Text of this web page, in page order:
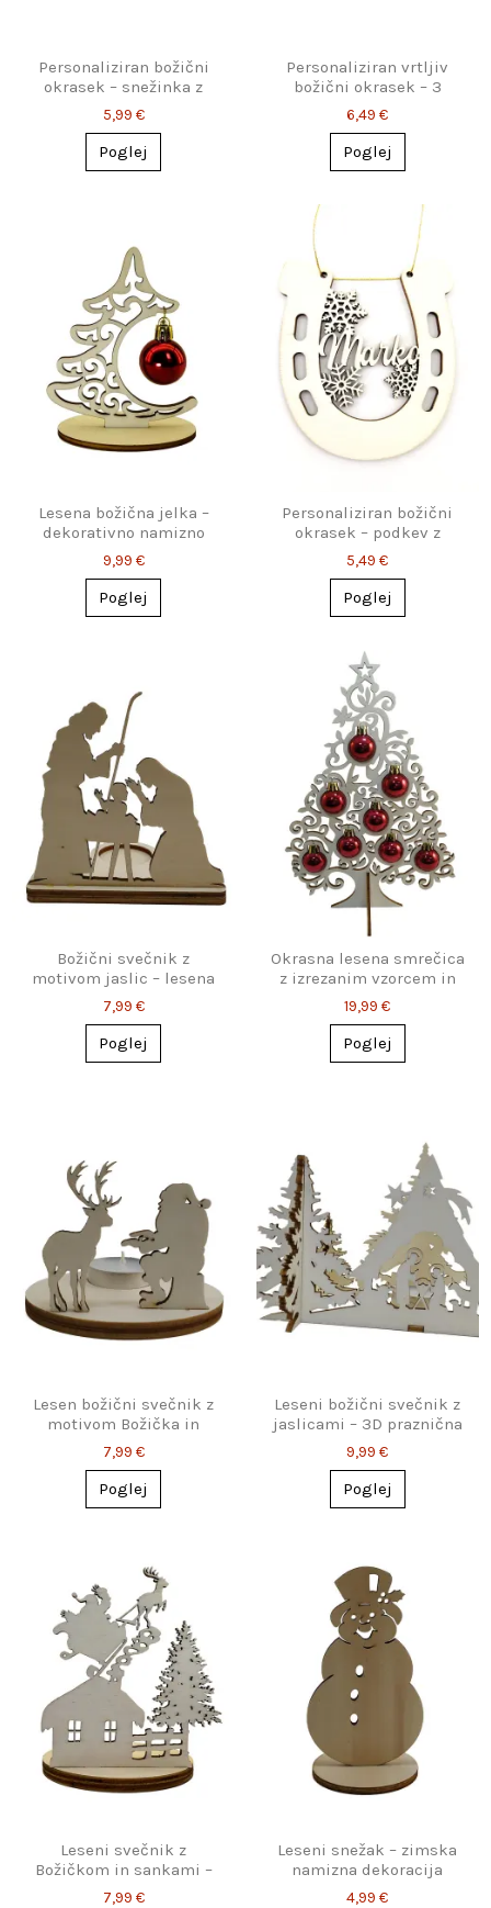
Personaliziran božični
okrasek – snežinka z
imenom (3 modeli)
5,99 €
Poglej
Personaliziran vrtljiv
božični okrasek – 3
motivi
6,49 €
Poglej
Lesena božična jelka –
dekorativno namizno
drevesce
9,99 €
Poglej
Personaliziran božični
okrasek – podkev z
imenom
5,49 €
Poglej
Božični svečnik z
motivom jaslic – lesena
praznična dekoracija
7,99 €
Poglej
Okrasna lesena smrečica
z izrezanim vzorcem in
bunkicami
19,99 €
Poglej
Lesen božični svečnik z
motivom Božička in
jelenčka
7,99 €
Poglej
Leseni božični svečnik z
jaslicami – 3D praznična
dekoracija
9,99 €
Poglej
Leseni svečnik z
Božičkom in sankami –
praznična dekoracija
7,99 €
Leseni snežak – zimska
namizna dekoracija
4,99 €